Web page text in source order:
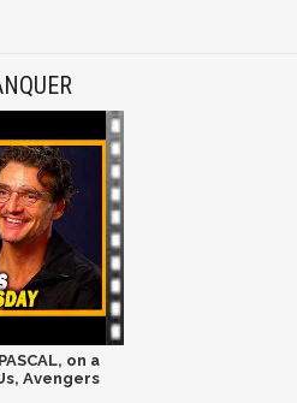
on a
Avengers